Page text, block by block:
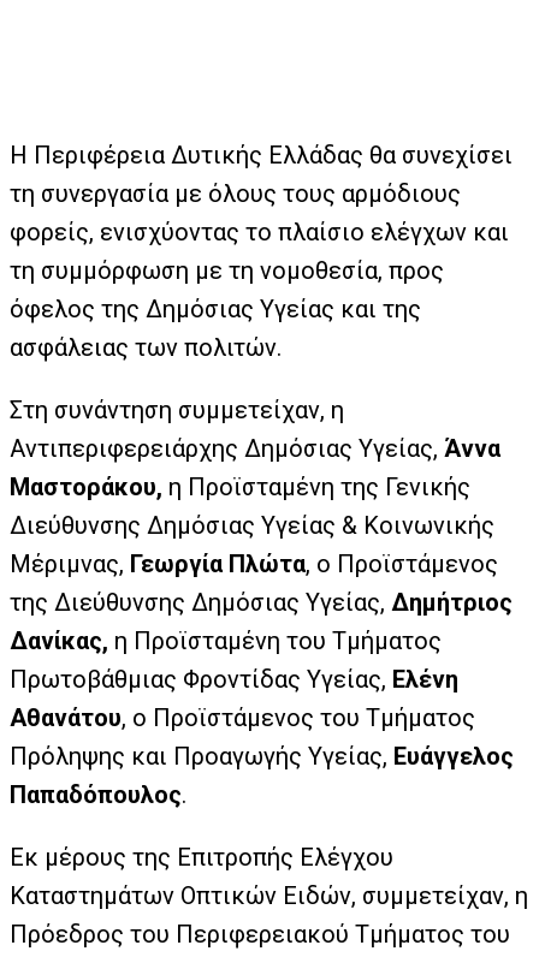
Η Περιφέρεια Δυτικής Ελλάδας θα συνεχίσει
τη συνεργασία με όλους τους αρμόδιους
φορείς, ενισχύοντας το πλαίσιο ελέγχων και
τη συμμόρφωση με τη νομοθεσία, προς
όφελος της Δημόσιας Υγείας και της
ασφάλειας των πολιτών.
Στη συνάντηση συμμετείχαν, η
Αντιπεριφερειάρχης Δημόσιας Υγείας, Άννα
Μαστοράκου, η Προϊσταμένη της Γενικής
Διεύθυνσης Δημόσιας Υγείας & Κοινωνικής
Μέριμνας, Γεωργία Πλώτα, ο Προϊστάμενος
της Διεύθυνσης Δημόσιας Υγείας, Δημήτριος
Δανίκας, η Προϊσταμένη του Τμήματος
Πρωτοβάθμιας Φροντίδας Υγείας, Ελένη
Αθανάτου, ο Προϊστάμενος του Τμήματος
Πρόληψης και Προαγωγής Υγείας, Ευάγγελος
Παπαδόπουλος.
Εκ μέρους της Επιτροπής Ελέγχου
Καταστημάτων Οπτικών Ειδών, συμμετείχαν, η
Πρόεδρος του Περιφερειακού Τμήματος του